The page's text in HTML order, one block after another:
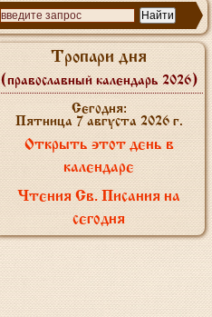
Тропари дня
(православный календарь 2026)
Сегодня:
Пятница 7 августа 2026 г.
Открыть этот день в
календаре
Чтения Св. Писания на
сегодня